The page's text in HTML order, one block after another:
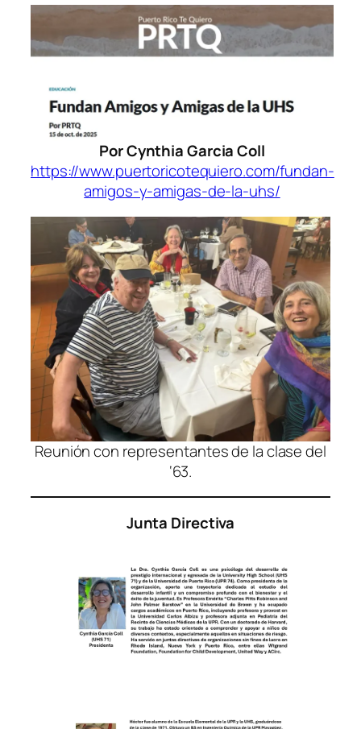
Por Cynthia Garcia Coll
https://www.puertoricotequiero.com/fundan-
amigos-y-amigas-de-la-uhs/
Reunión con representantes de la clase del
‘63.
Junta Directiva